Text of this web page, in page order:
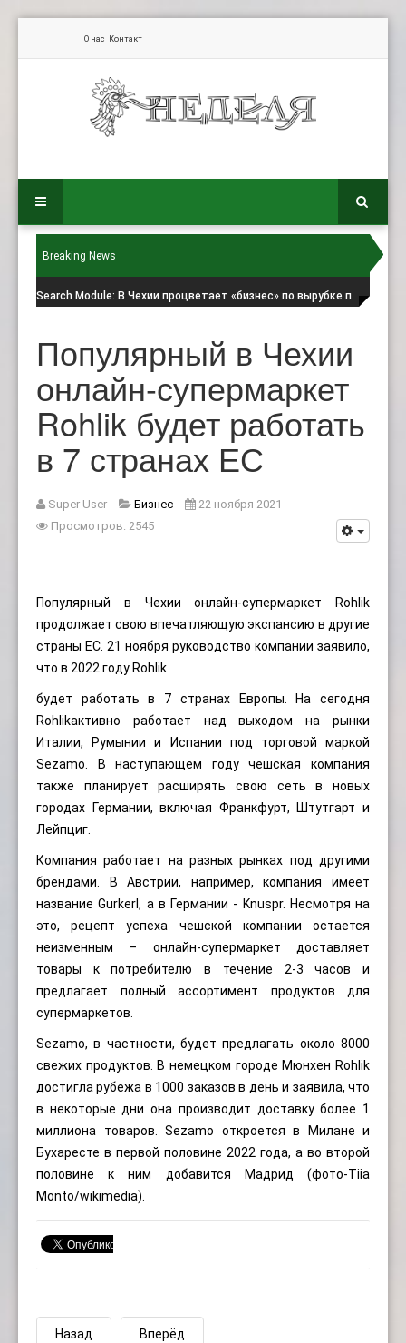
О нас Контакт
Breaking News
Search Module: В Чехии процветает «бизнес» по вырубке п
Популярный в Чехии
онлайн-супермаркет
Rohlik будет работать
в 7 странах ЕС
Super User Бизнес
22 ноября 2021
Просмотров: 2545
Популярный в Чехии онлайн-супермаркет Rohlik
продолжает свою впечатляющую экспансию в другие
страны ЕС. 21 ноября руководство компании заявило,
что в 2022 году Rohlik
будет работать в 7 странах Европы. На сегодня
Rohlikактивно работает над выходом на рынки
Италии, Румынии и Испании под торговой маркой
Sezamo. В наступающем году чешская компания
также планирует расширять свою сеть в новых
городах Германии, включая Франкфурт, Штутгарт и
Лейпциг.
Компания работает на разных рынках под другими
брендами. В Австрии, например, компания имеет
название Gurkerl, а в Германии - Knuspr. Несмотря на
это, рецепт успеха чешской компании остается
неизменным – онлайн-супермаркет доставляет
товары к потребителю в течение 2-3 часов и
предлагает полный ассортимент продуктов для
супермаркетов.
Sezamo, в частности, будет предлагать около 8000
свежих продуктов. В немецком городе Мюнхен Rohlik
достигла рубежа в 1000 заказов в день и заявила, что
в некоторые дни она производит доставку более 1
миллиона товаров. Sezamo откроется в Милане и
Бухаресте в первой половине 2022 года, а во второй
половине к ним добавится Мадрид (фото-Tiia
Monto/wikimedia).
Назад Вперёд